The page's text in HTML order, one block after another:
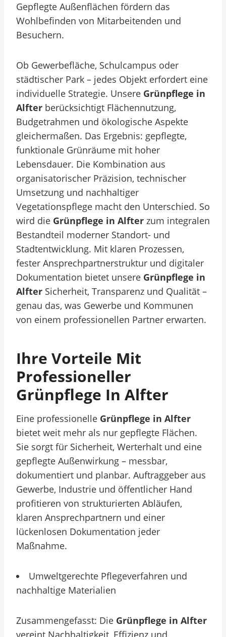
Gepflegte Außenflächen fördern das
Wohlbefinden von Mitarbeitenden und
Besuchern.
Ob Gewerbefläche, Schulcampus oder
städtischer Park – jedes Objekt erfordert eine
individuelle Strategie. Unsere Grünpflege in
Alfter berücksichtigt Flächennutzung,
Budgetrahmen und ökologische Aspekte
gleichermaßen. Das Ergebnis: gepflegte,
funktionale Grünräume mit hoher
Lebensdauer. Die Kombination aus
organisatorischer Präzision, technischer
Umsetzung und nachhaltiger
Vegetationspflege macht den Unterschied. So
wird die Grünpflege in Alfter zum integralen
Bestandteil moderner Standort- und
Stadtentwicklung. Mit klaren Prozessen,
fester Ansprechpartnerstruktur und digitaler
Dokumentation bietet unsere Grünpflege in
Alfter Sicherheit, Transparenz und Qualität –
genau das, was Gewerbe und Kommunen
von einem professionellen Partner erwarten.
Ihre Vorteile Mit
Professioneller
Grünpflege In Alfter
Eine professionelle Grünpflege in Alfter
bietet weit mehr als nur gepflegte Flächen.
Sie sorgt für Sicherheit, Werterhalt und eine
gepflegte Außenwirkung – messbar,
dokumentiert und planbar. Auftraggeber aus
Gewerbe, Industrie und öffentlicher Hand
profitieren von strukturierten Abläufen,
klaren Ansprechpartnern und einer
lückenlosen Dokumentation jeder
Maßnahme.
Umweltgerechte Pflegeverfahren und
nachhaltige Materialien
Zusammengefasst: Die Grünpflege in Alfter
vereint Nachhaltigkeit, Effizienz und